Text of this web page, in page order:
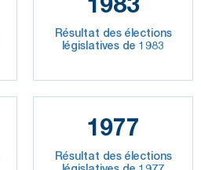
Résultat des élections
législatives de 1983
1977
Résultat des élections